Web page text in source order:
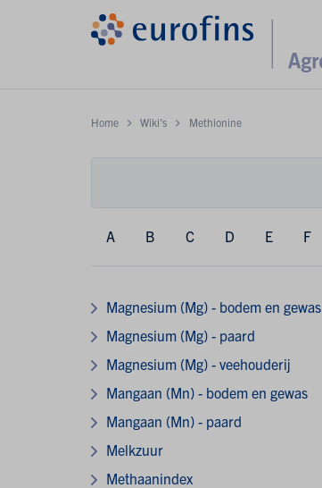
Home Wiki's Methionine
A B C D E F
Magnesium (Mg) - bodem en gewas
Magnesium (Mg) - paard
Magnesium (Mg) - veehouderij
Mangaan (Mn) - bodem en gewas
Mangaan (Mn) - paard
Melkzuur
Methaanindex